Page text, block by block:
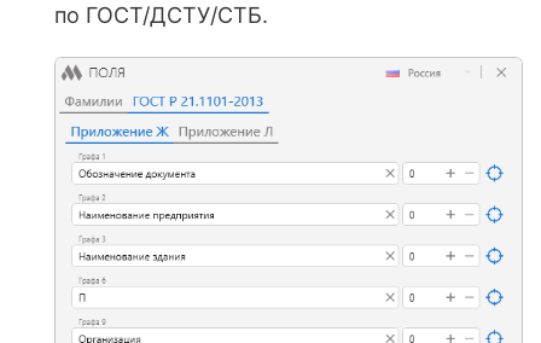
по ГОСТ/ДСТУ/СТБ.